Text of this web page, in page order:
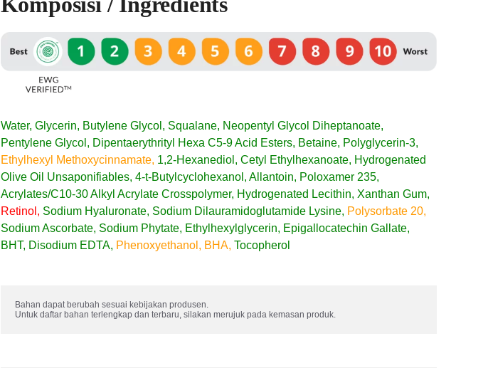
Water, Glycerin, Butylene Glycol, Squalane, Neopentyl Glycol Diheptanoate,
Pentylene Glycol, Dipentaerythrityl Hexa C5-9 Acid Esters, Betaine, Polyglycerin-3,
Ethylhexyl Methoxycinnamate, 1,2-Hexanediol, Cetyl Ethylhexanoate, Hydrogenated
Olive Oil Unsaponifiables, 4-t-Butylcyclohexanol, Allantoin, Poloxamer 235,
Acrylates/C10-30 Alkyl Acrylate Crosspolymer, Hydrogenated Lecithin, Xanthan Gum,
Retinol, Sodium Hyaluronate, Sodium Dilauramidoglutamide Lysine, Polysorbate 20,
Sodium Ascorbate, Sodium Phytate, Ethylhexylglycerin, Epigallocatechin Gallate,
BHT, Disodium EDTA, Phenoxyethanol, BHA, Tocopherol
Bahan dapat berubah sesuai kebijakan produsen.
Untuk daftar bahan terlengkap dan terbaru, silakan merujuk pada kemasan produk.